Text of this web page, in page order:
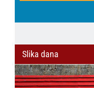
Slika dana